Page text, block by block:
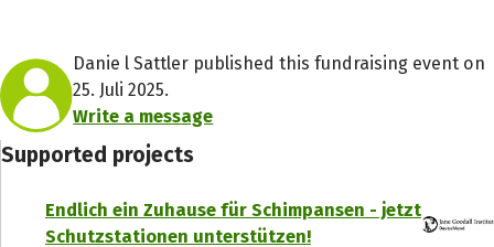
Danie l Sattler published this fundraising event on
25. Juli 2025.
Write a message
Supported projects
Endlich ein Zuhause für Schimpansen - jetzt
Schutzstationen unterstützen!